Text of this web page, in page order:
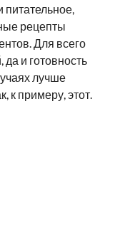
питательное,
рецепты
Для всего
и готовность
лучше
к примеру, этот.